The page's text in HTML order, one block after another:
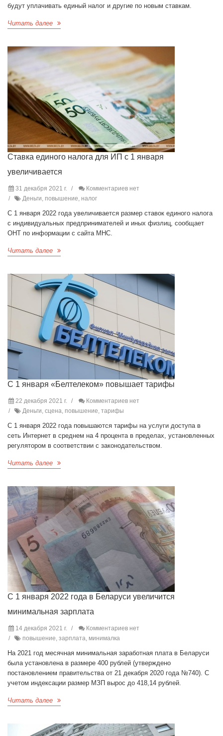
будут уплачивать единый налог и другие по новым ставкам.
Читать далее
Ставка единого налога для ИП с 1 января
увеличивается
31 декабря 2021 г.
Комментариев нет
Деньги, повышение, налог
С 1 января 2022 года увеличивается размер ставок единого налога
с индивидуальных предпринимателей и иных физлиц, сообщает
ОНТ по информации с сайта МНС.
Читать далее
С 1 января «Белтелеком» повышает тарифы
22 декабря 2021 г.
Комментариев нет
Деньги, сцена, повышение, тарифы
С 1 января 2022 года повышаются тарифы на услуги доступа в
сеть Интернет в среднем на 4 процента в пределах, установленных
регулятором в соответствии с законодательством.
Читать далее
С 1 января 2022 года в Беларуси увеличится
минимальная зарплата
14 декабря 2021 г.
Комментариев нет
повышение, зарплата, минималка
На 2021 год месячная минимальная заработная плата в Беларуси
была установлена в размере 400 рублей (утверждено
постановлением правительства от 21 декабря 2020 года №740). С
учетом индексации размер МЗП вырос до 418,14 рублей.
Читать далее